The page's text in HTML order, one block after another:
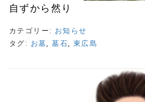
自ずから然り
カテゴリー: お知らせ
タグ: お墓,墓石, 東広島